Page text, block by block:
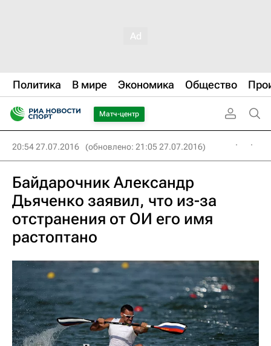
Политика В мире Экономика Общество
Матч-центр
20:54 27.07.2016 (обновлено: 21:05 27.07.2016)
Байдарочник Александр
Дьяченко заявил, что из-за
отстранения от ОИ его имя
растоптано